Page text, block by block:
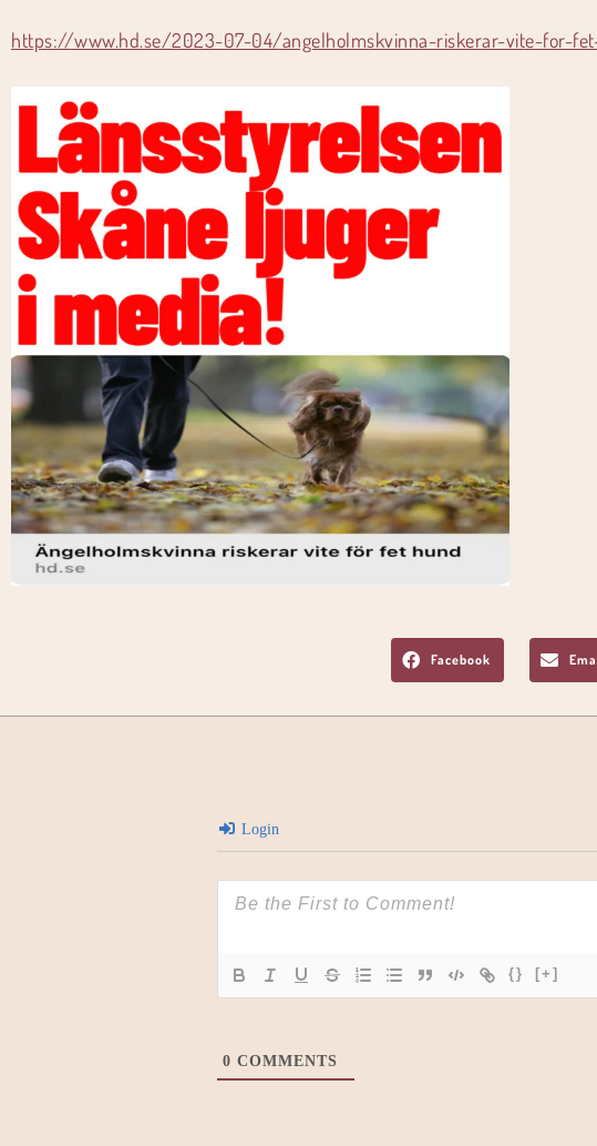
https://www.hd.se/2023-07-04/angelholmskvinna-riskerar-vite-for-
Facebook
Login
{} [+]
0 COMMENTS